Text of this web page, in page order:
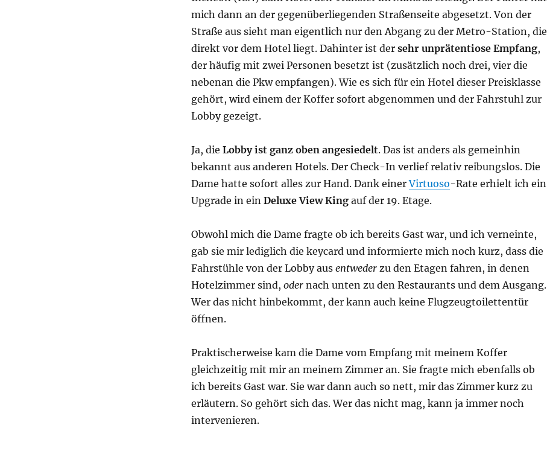
mich dann an der gegenüberliegenden Straßenseite abgesetzt. Von der
Straße aus sieht man eigentlich nur den Abgang zu der Metro-Station, die
direkt vor dem Hotel liegt. Dahinter ist der sehr unprätentiose Empfang,
der häufig mit zwei Personen besetzt ist (zusätzlich noch drei, vier die
nebenan die Pkw empfangen). Wie es sich für ein Hotel dieser Preisklasse
gehört, wird einem der Koffer sofort abgenommen und der Fahrstuhl zur
Lobby gezeigt.
Ja, die Lobby ist ganz oben angesiedelt. Das ist anders als gemeinhin
bekannt aus anderen Hotels. Der Check-In verlief relativ reibungslos. Die
Dame hatte sofort alles zur Hand. Dank einerVirtuoso-Rate erhielt ich ein
Upgrade in ein Deluxe View Kingauf der 19. Etage.
Obwohl mich die Dame fragte ob ich bereits Gast war, und ich verneinte,
gab sie mir lediglich die keycard und informierte mich noch kurz, dass die
Fahrstühle von der Lobby aus entwederzu den Etagen fahren, in denen
Hotelzimmer sind, odernach unten zu den Restaurants und dem Ausgang.
Wer das nicht hinbekommt, der kann auch keine Flugzeugtoilettentür
öffnen.
Praktischerweise kam die Dame vom Empfang mit meinem Koffer
gleichzeitig mit mir an meinem Zimmer an. Sie fragte mich ebenfalls ob
ich bereits Gast war. Sie war dann auch so nett, mir das Zimmer kurz zu
erläutern. So gehört sich das. Wer das nicht mag, kann ja immer noch
intervenieren.